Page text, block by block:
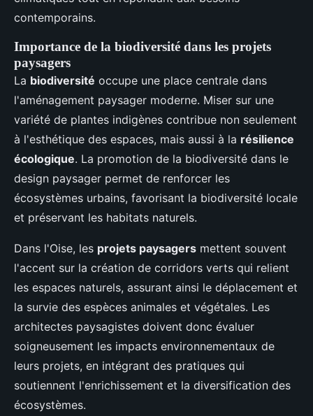
contemporains.
Importance de la biodiversité dans les projets
paysagers
La biodiversité occupe une place centrale dans
l'aménagement paysager moderne. Miser sur une
variété de plantes indigènes contribue non seulement
à l'esthétique des espaces, mais aussi à la résilience
écologique. La promotion de la biodiversité dans le
design paysager permet de renforcer les
écosystèmes urbains, favorisant la biodiversité locale
et préservant les habitats naturels.
Dans l'Oise, les projets paysagers mettent souvent
l'accent sur la création de corridors verts qui relient
les espaces naturels, assurant ainsi le déplacement et
la survie des espèces animales et végétales. Les
architectes paysagistes doivent donc évaluer
soigneusement les impacts environnementaux de
leurs projets, en intégrant des pratiques qui
soutiennent l'enrichissement et la diversification des
écosystèmes.